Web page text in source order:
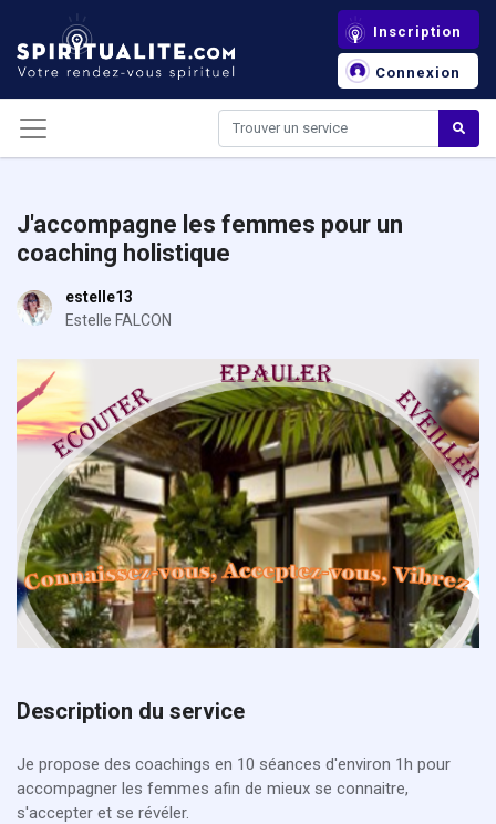
Inscription
Connexion
J'accompagne les femmes pour un
coaching holistique
estelle13
Estelle FALCON
Description du service
Je propose des coachings en 10 séances d'environ 1h pour
accompagner les femmes afin de mieux se connaitre,
s'accepter et se révéler.